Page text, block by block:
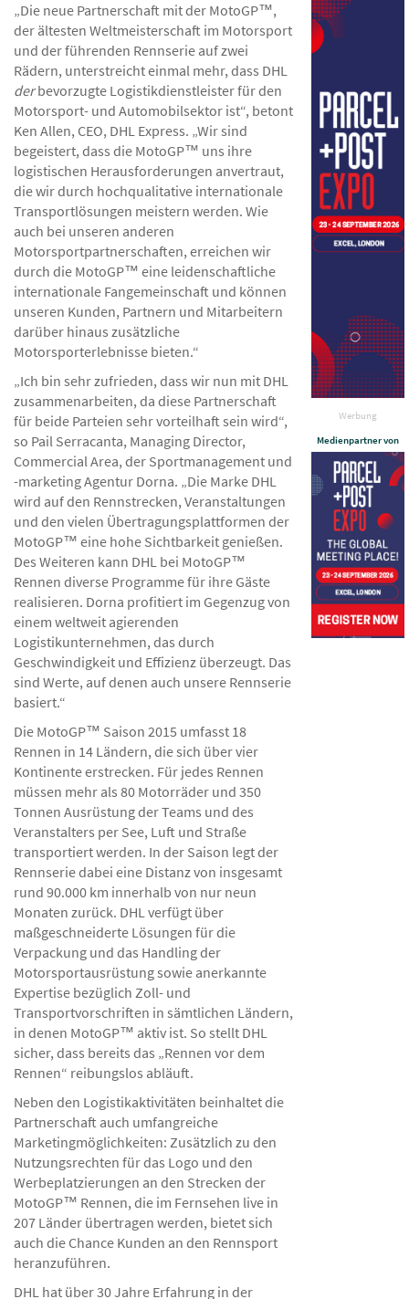
Werbung
Medienpartner von
„Die neue Partnerschaft mit der MotoGP™,
der ältesten Weltmeisterschaft im Motorsport
und der führenden Rennserie auf zwei
Rädern, unterstreicht einmal mehr, dass DHL
derbevorzugte Logistikdienstleister für den
Motorsport- und Automobilsektor ist“, betont
Ken Allen, CEO, DHL Express. „Wir sind
begeistert, dass die MotoGP™ uns ihre
logistischen Herausforderungen anvertraut,
die wir durch hochqualitative internationale
Transportlösungen meistern werden. Wie
auch bei unseren anderen
Motorsportpartnerschaften, erreichen wir
durch die MotoGP™ eine leidenschaftliche
internationale Fangemeinschaft und können
unseren Kunden, Partnern und Mitarbeitern
darüber hinaus zusätzliche
Motorsporterlebnisse bieten.“
„Ich bin sehr zufrieden, dass wir nun mit DHL
zusammenarbeiten, da diese Partnerschaft
für beide Parteien sehr vorteilhaft sein wird“,
so Pail Serracanta, Managing Director,
Commercial Area, der Sportmanagement und
-marketing Agentur Dorna. „Die Marke DHL
wird auf den Rennstrecken, Veranstaltungen
und den vielen Übertragungsplattformen der
MotoGP™ eine hohe Sichtbarkeit genießen.
Des Weiteren kann DHL bei MotoGP™
Rennen diverse Programme für ihre Gäste
realisieren. Dorna profitiert im Gegenzug von
einem weltweit agierenden
Logistikunternehmen, das durch
Geschwindigkeit und Effizienz überzeugt. Das
sind Werte, auf denen auch unsere Rennserie
basiert.“
Die MotoGP™ Saison 2015 umfasst 18
Rennen in 14 Ländern, die sich über vier
Kontinente erstrecken. Für jedes Rennen
müssen mehr als 80 Motorräder und 350
Tonnen Ausrüstung der Teams und des
Veranstalters per See, Luft und Straße
transportiert werden. In der Saison legt der
Rennserie dabei eine Distanz von insgesamt
rund 90.000 km innerhalb von nur neun
Monaten zurück. DHL verfügt über
maßgeschneiderte Lösungen für die
Verpackung und das Handling der
Motorsportausrüstung sowie anerkannte
Expertise bezüglich Zoll- und
Transportvorschriften in sämtlichen Ländern,
in denen MotoGP™ aktiv ist. So stellt DHL
sicher, dass bereits das „Rennen vor dem
Rennen“ reibungslos abläuft.
Neben den Logistikaktivitäten beinhaltet die
Partnerschaft auch umfangreiche
Marketingmöglichkeiten: Zusätzlich zu den
Nutzungsrechten für das Logo und den
Werbeplatzierungen an den Strecken der
MotoGP™ Rennen, die im Fernsehen live in
207 Länder übertragen werden, bietet sich
auch die Chance Kunden an den Rennsport
heranzuführen.
DHL hat über 30 Jahre Erfahrung in der